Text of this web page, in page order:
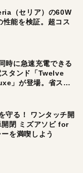
（セリア）の60W
能を検証。超コス
に急速充電できる
タンド「Twelve
」が登場。省スペ
たい人にオスス
守る！ ワンタッチ開
開閉 ミズアソビ for
を満喫しよう